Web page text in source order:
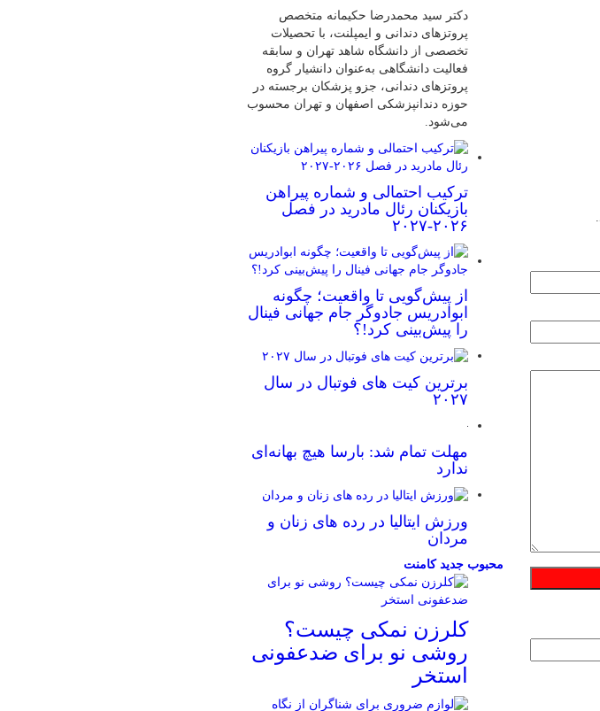
دکتر سید محمدرضا حکیمانه متخصص
پروتزهای دندانی و ایمپلنت، با تحصیلات
تخصصی از دانشگاه شاهد تهران و سابقه
فعالیت دانشگاهی به‌عنوان دانشیار گروه
پروتزهای دندانی، جزو پزشکان برجسته در
حوزه دندانپزشکی اصفهان و تهران محسوب
می‌شود.
ترکیب احتمالی و شماره پیراهن
بازیکنان رئال مادرید در فصل
۲۰۲۶-۲۰۲۷
از پیش‌گویی تا واقعیت؛ چگونه
ابوادریس جادوگر جام جهانی فینال
را پیش‌بینی کرد!؟
برترین کیت های فوتبال در سال
۲۰۲۷
مهلت تمام شد: بارسا هیچ بهانه‌‌ای
ندارد
ورزش ایتالیا در رده های زنان و
مردان
محبوبجدیدکامنت
کلرزن نمکی چیست؟
روشی نو برای ضدعفونی
استخر